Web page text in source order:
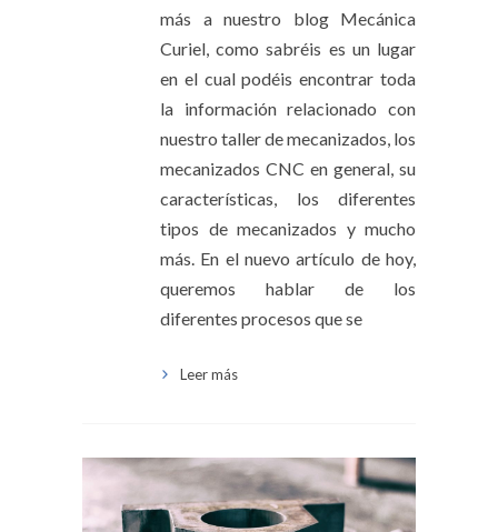
más a nuestro blog Mecánica
Curiel, como sabréis es un lugar
en el cual podéis encontrar toda
la información relacionado con
nuestro taller de mecanizados, los
mecanizados CNC en general, su
características, los diferentes
tipos de mecanizados y mucho
más. En el nuevo artículo de hoy,
queremos hablar de los
diferentes procesos que se
Leer más